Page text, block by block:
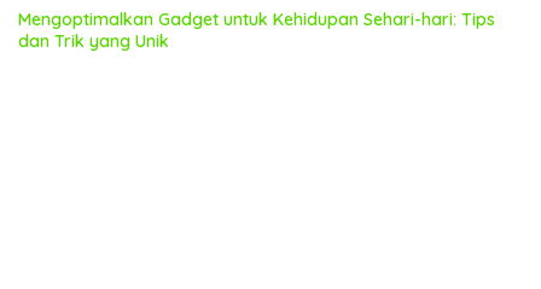
Mengoptimalkan Gadget untuk Kehidupan Sehari-hari: Tips
dan Trik yang Unik